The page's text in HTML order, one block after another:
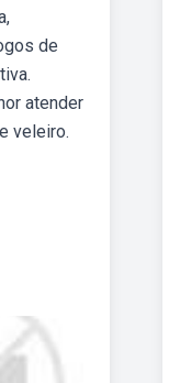
de
atender
veleiro.